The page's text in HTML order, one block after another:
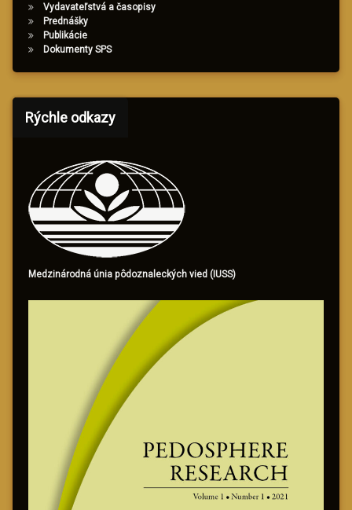
Vydavateľstvá a časopisy
Prednášky
Publikácie
Dokumenty SPS
Rýchle odkazy
Medzinárodná únia pôdoznaleckých vied (IUSS)